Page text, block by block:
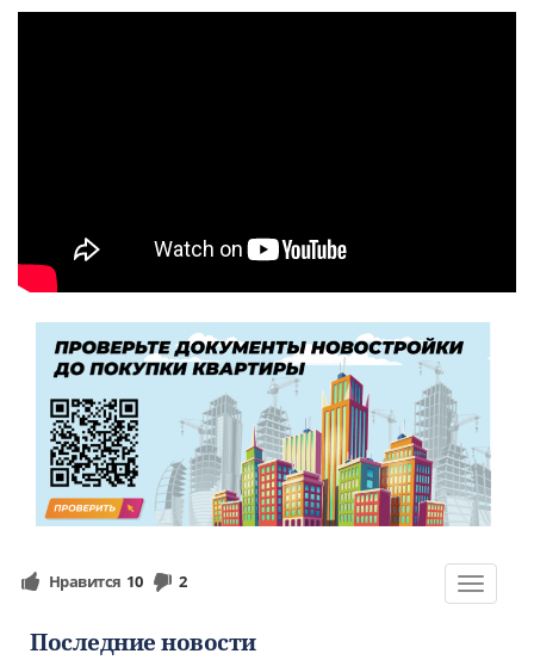
Toggle
Нравится 10 2
Последние новости